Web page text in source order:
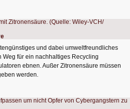
und dabei umweltfreundliches
für ein nachhaltiges Recycling
ebnen. Außer Zitronensäure müssen
werden.